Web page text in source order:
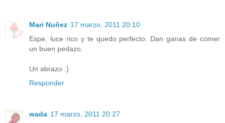
Mari Nuñez 17 marzo, 2011 20:10
Espe, luce rico y te quedo perfecto. Dan ganas de comer
un buen pedazo.
Un abrazo :)
Responder
wada 17 marzo, 2011 20:27